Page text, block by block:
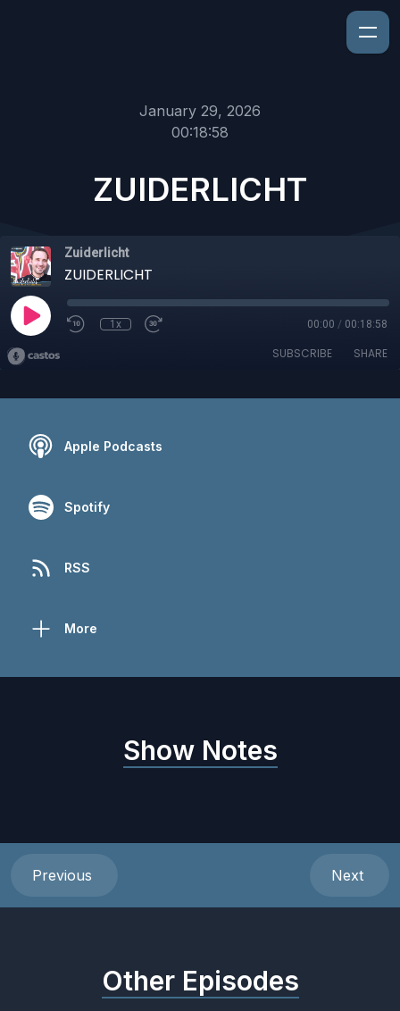
January 29, 2026
00:18:58
ZUIDERLICHT
Zuiderlicht
ZUIDERLICHT
1x 00:00 / 00:18:58
SUBSCRIBE SHARE
Apple Podcasts
Spotify
RSS
More
Show Notes
Previous Next
Other Episodes